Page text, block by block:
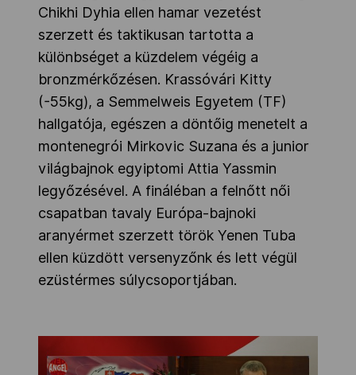
Chikhi Dyhia ellen hamar vezetést
szerzett és taktikusan tartotta a
különbséget a küzdelem végéig a
bronzmérkőzésen. Krassóvári Kitty
(-55kg), a Semmelweis Egyetem (TF)
hallgatója, egészen a döntőig menetelt a
montenegrói Mirkovic Suzana és a junior
világbajnok egyiptomi Attia Yassmin
legyőzésével. A fináléban a felnőtt női
csapatban tavaly Európa-bajnoki
aranyérmet szerzett török Yenen Tuba
ellen küzdött versenyzőnk és lett végül
ezüstérmes súlycsoportjában.